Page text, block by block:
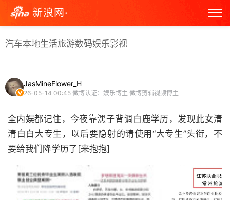
新浪网·
汽车本地生活旅游数码娱乐影视
JasMineFlower_H
26-05-14 00:45 微博认证：娱乐博主 微博剪辑视频博主
全内娱都记住，今夜靠潶子背调白鹿学历，发现此女清
清白白大专生，以后要隐射的请使用“大专生”头衔，不
要给我们降学历了[来抱抱] ​